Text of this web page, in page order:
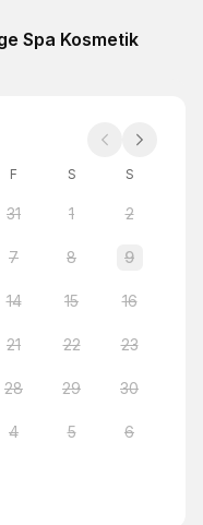
Spa Kosmetik
F S S
31 1 2
7 8 9
14 15 16
21 22 23
28 29 30
4 5 6